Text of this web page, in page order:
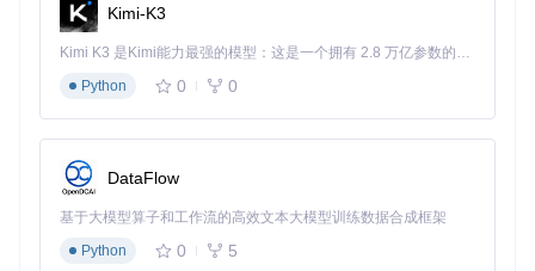
3.2 宏命令生成引擎
宏命令生成系统核心在于语法解析器的实现：
基于模板引擎生成最终宏代码，并附带语法高亮和注释
代码示例（简化版）：
// 宏命令验证逻辑
Kimi-K3
Kimi K3 是Kimi能力最强的模型：这是一个拥有 2.8 万亿参数的混合专家（MoE）模型，具备原生视觉理解能力，并支持 100 万 token 的上下文窗口。
Python
0 0
DataFlow
基于大模型算子和工作流的高效文本大模型训练数据合成框架
Python
0 5